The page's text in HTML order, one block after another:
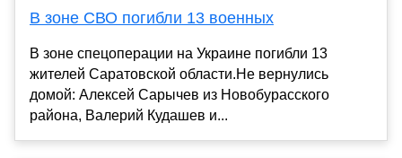
В зоне СВО погибли 13 военных
В зоне спецоперации на Украине погибли 13
жителей Саратовской области.Не вернулись
домой: Алексей Сарычев из Новобурасского
района, Валерий Кудашев и...